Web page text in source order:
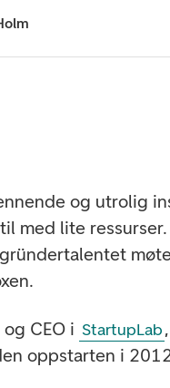
og utrolig
med lite
CEO i StartupLab
oppstarten i